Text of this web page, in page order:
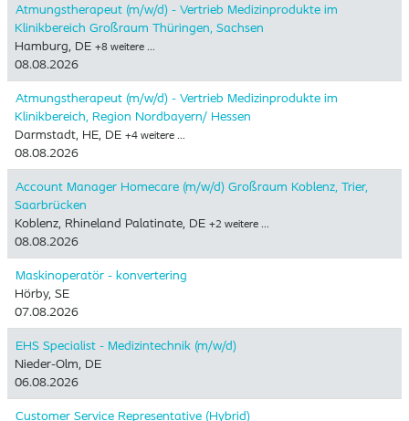
Atmungstherapeut (m/w/d) - Vertrieb Medizinprodukte im
Klinikbereich Großraum Thüringen, Sachsen
Hamburg, DE +8 weitere …
08.08.2026
Atmungstherapeut (m/w/d) - Vertrieb Medizinprodukte im
Klinikbereich, Region Nordbayern/ Hessen
Darmstadt, HE, DE +4 weitere …
08.08.2026
Account Manager Homecare (m/w/d) Großraum Koblenz, Trier,
Saarbrücken
Koblenz, Rhineland Palatinate, DE +2 weitere …
08.08.2026
Maskinoperatör - konvertering
Hörby, SE
07.08.2026
EHS Specialist - Medizintechnik (m/w/d)
Nieder-Olm, DE
06.08.2026
Customer Service Representative (Hybrid)